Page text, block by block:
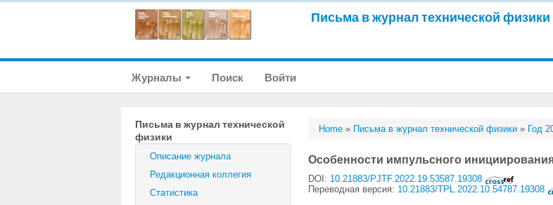
Письма в журнал технической физики
Журналы Поиск Войти
Письма в журнал технической
физики
Описание журнала
Редакционная коллегия
Статистика
Home » Письма в журнал технической физики » Год
Особенности импульсного
DOI: 10.21883/PJTF.2022.19.53587.19308
Переводная версия: 10.21883/TPL.2022.10.54787.19308